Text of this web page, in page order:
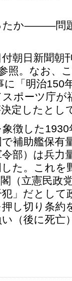
たか———問
付朝日新聞朝
照。なお、
「明治150
ポーツ庁が
定したとし
象徴した
補助艦保有
部）は兵力
た。これを
（立憲民政
」だとして
し切り条約
（後に死亡